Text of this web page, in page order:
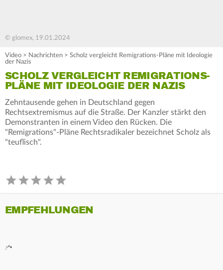
© glomex, 19.01.2024
Video > Nachrichten > Scholz vergleicht Remigrations-Pläne mit Ideologie
der Nazis
SCHOLZ VERGLEICHT REMIGRATIONS-
PLÄNE MIT IDEOLOGIE DER NAZIS
Zehntausende gehen in Deutschland gegen
Rechtsextremismus auf die Straße. Der Kanzler stärkt den
Demonstranten in einem Video den Rücken. Die
"Remigrations"-Pläne Rechtsradikaler bezeichnet Scholz als
"teuflisch".
EMPFEHLUNGEN